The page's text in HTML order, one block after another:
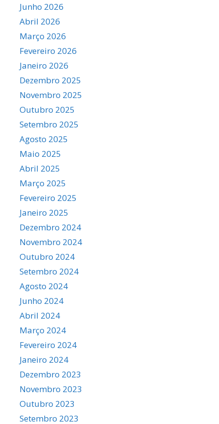
Junho 2026
Abril 2026
Março 2026
Fevereiro 2026
Janeiro 2026
Dezembro 2025
Novembro 2025
Outubro 2025
Setembro 2025
Agosto 2025
Maio 2025
Abril 2025
Março 2025
Fevereiro 2025
Janeiro 2025
Dezembro 2024
Novembro 2024
Outubro 2024
Setembro 2024
Agosto 2024
Junho 2024
Abril 2024
Março 2024
Fevereiro 2024
Janeiro 2024
Dezembro 2023
Novembro 2023
Outubro 2023
Setembro 2023